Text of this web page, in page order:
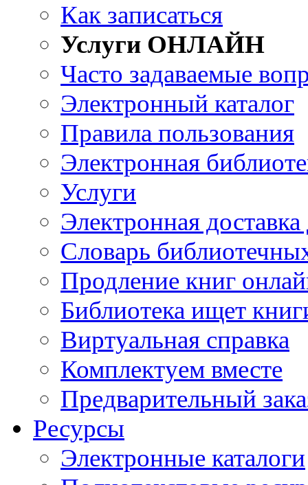
Как записаться
Услуги ОНЛАЙН
Часто задаваемые
Электронный каталог
Правила пользования
Электронная
Услуги
Электронная
Словарь
Продление книг
Библиотека ищет
Виртуальная справка
Комплектуем вместе
Предварительный
Ресурсы
Электронные каталоги